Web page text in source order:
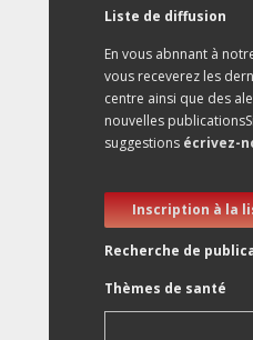
Liste de diffusion
En vous abnnant à
vous receverez les
centre ainsi que des
nouvelles
suggestions écrivez-
Inscription à la
Recherche de
Thèmes de santé